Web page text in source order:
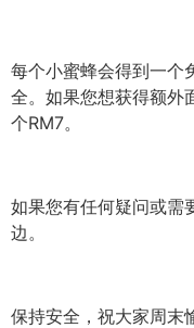
每个小蜜蜂会得到一个
全。如果您想获得额外
个RM7。
如果您有任何疑问或需
边。
保持安全，祝大家周末